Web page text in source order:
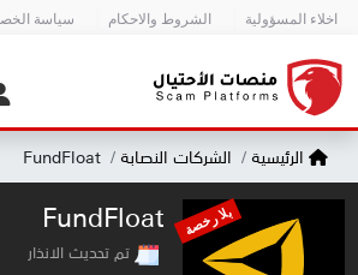
اخلاء المسؤولية الشروط والاحكام سياسة
الرئيسية الشركات النصابة FundFloat
بلا رخصة FundFloat
تم تحديث الانذار